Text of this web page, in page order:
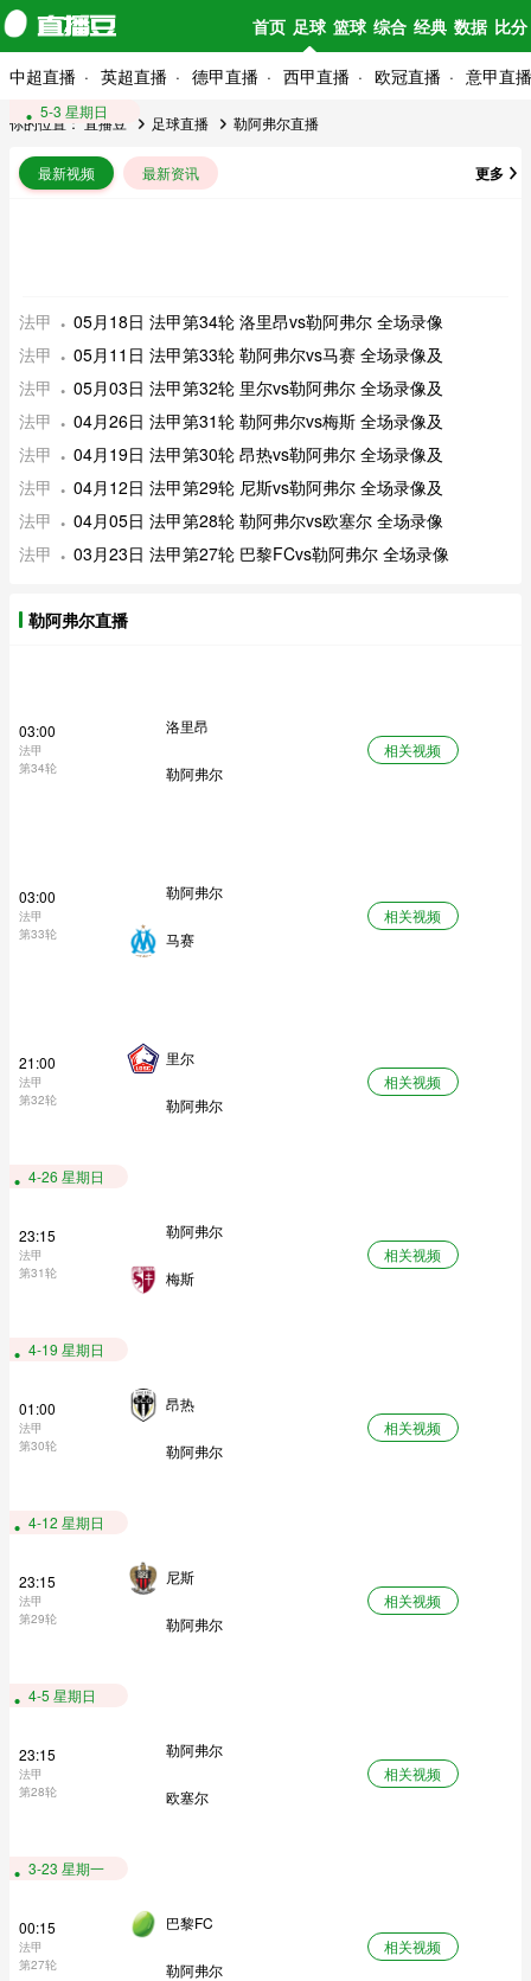
首页 足球 篮球 综合 经典 数据 比分
中超直播 英超直播 德甲直播 西甲直播 欧冠直播 意甲直播
你的位置：直播豆 足球直播 勒阿弗尔直播
更多
最新视频 最新资讯
法甲
05月18日 法甲第34轮 洛里昂vs勒阿弗尔 全场录像
法甲
05月11日 法甲第33轮 勒阿弗尔vs马赛 全场录像及
法甲
05月03日 法甲第32轮 里尔vs勒阿弗尔 全场录像及
法甲
04月26日 法甲第31轮 勒阿弗尔vs梅斯 全场录像及
法甲
04月19日 法甲第30轮 昂热vs勒阿弗尔 全场录像及
法甲
04月12日 法甲第29轮 尼斯vs勒阿弗尔 全场录像及
法甲
04月05日 法甲第28轮 勒阿弗尔vs欧塞尔 全场录像
法甲
03月23日 法甲第27轮 巴黎FCvs勒阿弗尔 全场录像
勒阿弗尔直播
5-18 星期一
03:00
法甲
第34轮
洛里昂
勒阿弗尔
相关视频
5-11 星期一
03:00
法甲
第33轮
勒阿弗尔
马赛
相关视频
5-3 星期日
21:00
法甲
第32轮
里尔
勒阿弗尔
相关视频
4-26 星期日
23:15
法甲
第31轮
勒阿弗尔
梅斯
相关视频
4-19 星期日
01:00
法甲
第30轮
昂热
勒阿弗尔
相关视频
4-12 星期日
23:15
法甲
第29轮
尼斯
勒阿弗尔
相关视频
4-5 星期日
23:15
法甲
第28轮
勒阿弗尔
欧塞尔
相关视频
3-23 星期一
00:15
法甲
第27轮
巴黎FC
勒阿弗尔
相关视频